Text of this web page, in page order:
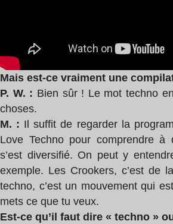
Mais est-ce vraiment une
P. W. : Bien sûr ! Le mot techno
choses.
M. : Il suffit de regarder la
Love Techno pour comprendre à
s’est diversifié. On peut y
exemple. Les Crookers, c’est de
techno, c’est un mouvement qui
mets ce que tu veux.
Est-ce qu’il faut dire « techno »